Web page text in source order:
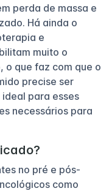
perda de massa e
Há ainda o
e
muito o
o que faz com que o
precise ser
para esses
necessários para
no pré e pós-
como